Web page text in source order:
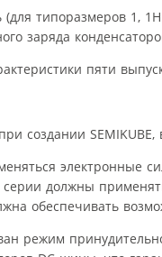
типоразмеров 1, 1Н
заряда
пяти
создании
электронные
серии должны
обеспечивать
режим